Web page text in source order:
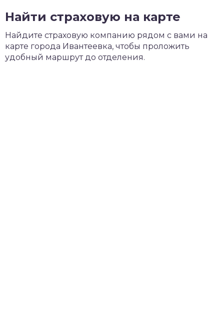
Найти страховую на карте
Найдите страховую компанию рядом с вами на
карте города Ивантеевка, чтобы проложить
удобный маршрут до отделения.